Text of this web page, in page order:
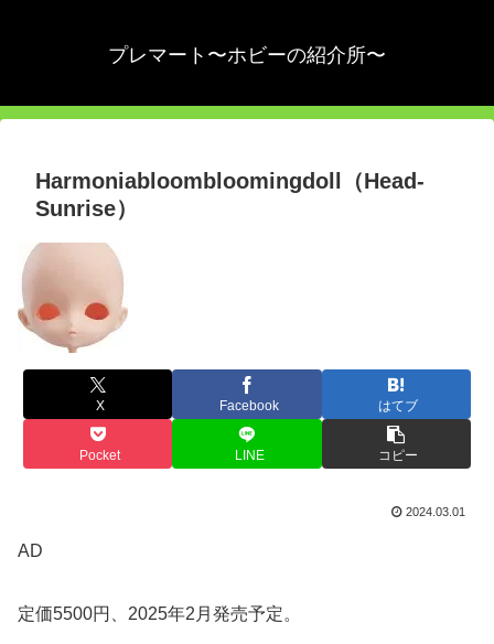
プレマート〜ホビーの紹介所〜
Harmoniabloombloomingdoll（Head-
Sunrise）
X Facebook はてブ
Pocket LINE コピー
2024.03.01
AD
定価5500円、2025年2月発売予定。